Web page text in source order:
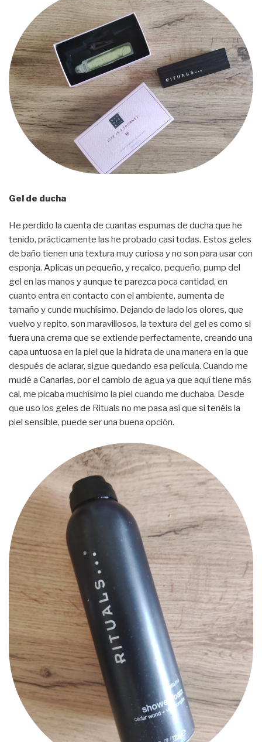
Gel de ducha
He perdido la cuenta de cuantas espumas de ducha que he
tenido, prácticamente las he probado casi todas. Estos geles
de baño tienen una textura muy curiosa y no son para usar con
esponja. Aplicas un pequeño, y recalco, pequeño, pump del
gel en las manos y aunque te parezca poca cantidad, en
cuanto entra en contacto con el ambiente, aumenta de
tamaño y cunde muchísimo. Dejando de lado los olores, que
vuelvo y repito, son maravillosos, la textura del gel es como si
fuera una crema que se extiende perfectamente, creando una
capa untuosa en la piel que la hidrata de una manera en la que
después de aclarar, sigue quedando esa película. Cuando me
mudé a Canarias, por el cambio de agua ya que aquí tiene más
cal, me picaba muchísimo la piel cuando me duchaba. Desde
que uso los geles de Rituals no me pasa así que si tenéis la
piel sensible, puede ser una buena opción.